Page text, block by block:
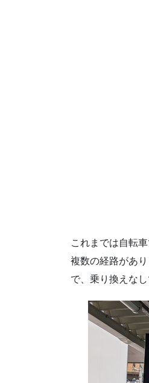
これまでは自転
複数の経路があ
で、乗り換えな